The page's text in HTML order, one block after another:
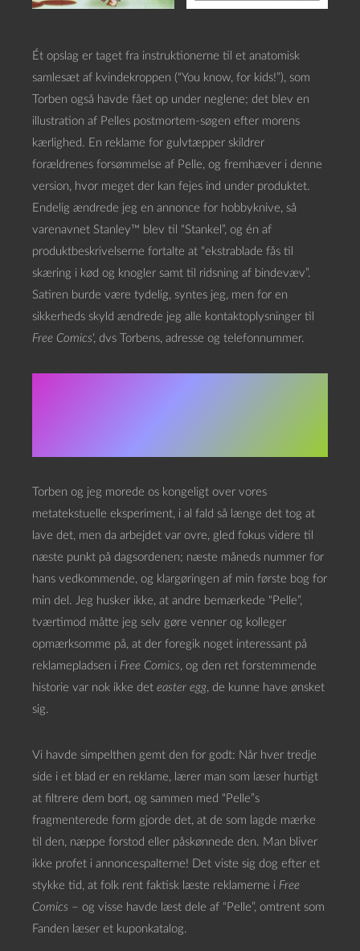
Ét opslag er taget fra instruktionerne til et anatomisk
samlesæt af kvindekroppen (“You know, for kids!”), som
Torben også havde fået op under neglene; det blev en
illustration af Pelles postmortem-søgen efter morens
kærlighed. En reklame for gulvtæpper skildrer
forældrenes forsømmelse af Pelle, og fremhæver i denne
version, hvor meget der kan fejes ind under produktet.
Endelig ændrede jeg en annonce for hobbyknive, så
varenavnet Stanley™ blev til “Stankel”, og én af
produktbeskrivelserne fortalte at “ekstrablade fås til
skæring i kød og knogler samt til ridsning af bindevæv”.
Satiren burde være tydelig, syntes jeg, men for en
sikkerheds skyld ændrede jeg alle kontaktoplysninger til
Free Comics‘, dvs Torbens, adresse og telefonnummer.
Torben og jeg morede os kongeligt over vores
metatekstuelle eksperiment, i al fald så længe det tog at
lave det, men da arbejdet var ovre, gled fokus videre til
næste punkt på dagsordenen; næste måneds nummer for
hans vedkommende, og klargøringen af min første bog for
min del. Jeg husker ikke, at andre bemærkede “Pelle”,
tværtimod måtte jeg selv gøre venner og kolleger
opmærksomme på, at der foregik noget interessant på
reklamepladsen i Free Comics, og den ret forstemmende
historie var nok ikke det easter egg, de kunne have ønsket
sig.
Vi havde simpelthen gemt den for godt: Når hver tredje
side i et blad er en reklame, lærer man som læser hurtigt
at filtrere dem bort, og sammen med “Pelle”s
fragmenterede form gjorde det, at de som lagde mærke
til den, næppe forstod eller påskønnede den. Man bliver
ikke profet i annoncespalterne! Det viste sig dog efter et
stykke tid, at folk rent faktisk læste reklamerne i Free
Comics – og visse havde læst dele af “Pelle”, omtrent som
Fanden læser et kuponkatalog.